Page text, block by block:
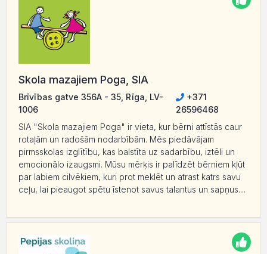
Skola mazajiem Poga, SIA
Brīvības gatve 356A - 35, Rīga, LV-
1006
+371
26596468
SIA "Skola mazajiem Poga" ir vieta, kur bērni attīstās caur
rotaļām un radošām nodarbībām. Mēs piedāvājam
pirmsskolas izglītību, kas balstīta uz sadarbību, iztēli un
emocionālo izaugsmi. Mūsu mērķis ir palīdzēt bērniem kļūt
par labiem cilvēkiem, kuri prot meklēt un atrast katrs savu
ceļu, lai pieaugot spētu īstenot savus talantus un sapņus....